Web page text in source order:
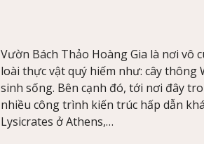
Vườn Bách Thảo Hoàng Gia là nơi vô
loài thực vật quý hiếm như: cây thông
sinh sống. Bên cạnh đó, tới nơi đây
nhiều công trình kiến trúc hấp dẫn
Lysicrates ở Athens,…